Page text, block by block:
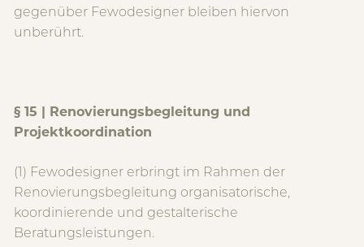
gegenüber Fewodesigner bleiben hiervon
unberührt.
§ 15 | Renovierungsbegleitung und
Projektkoordination
(1) Fewodesigner erbringt im Rahmen der
Renovierungsbegleitung organisatorische,
koordinierende und gestalterische
Beratungsleistungen.